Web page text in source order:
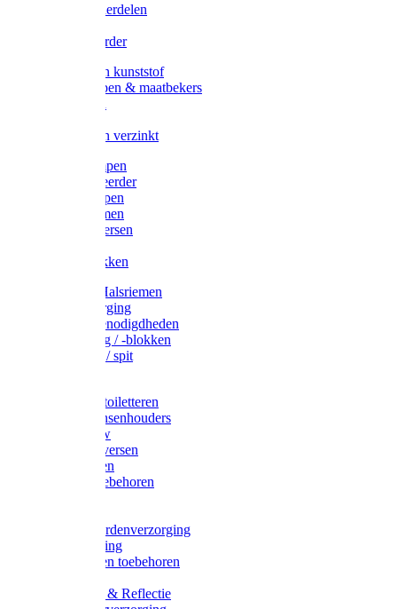
Koelift onderdelen
Uieronthaarder
Voerbakken kunststof
Voerscheppen & maatbekers
Voerbakken verzinkt
Warmtelampen
Staartcoupeerder
Biggenkappen
Neuskrammen
Varken diversen
Varkensbakken
Halsters / Halsriemen
Hoefverzorging
Lammer benodigdheden
Ramdektuig / -blokken
Vastzetpen / spit
Poetsen & toiletteren
Zadel-/Trensenhouders
Halstertouw
Halsters diversen
Hoofdstellen
Zadel & toebehoren
Rapide paardenverzorging
Ruiter kleding
Hoofdstellen toebehoren
Verlichting & Reflectie